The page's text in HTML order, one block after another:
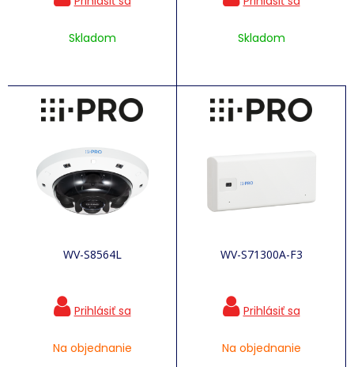
Skladom Skladom
WV-S8564L
Na objednanie
WV-S71300A-F3
Na objednanie